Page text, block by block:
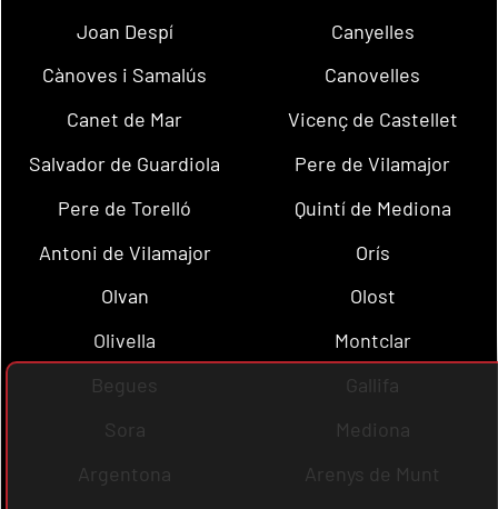
Joan Despí
Canyelles
Cànoves i Samalús
Canovelles
Canet de Mar
Vicenç de Castellet
Salvador de Guardiola
Pere de Vilamajor
Pere de Torelló
Quintí de Mediona
Antoni de Vilamajor
Orís
Olvan
Olost
Olivella
Montclar
Begues
Gallifa
Sora
Mediona
Argentona
Arenys de Munt